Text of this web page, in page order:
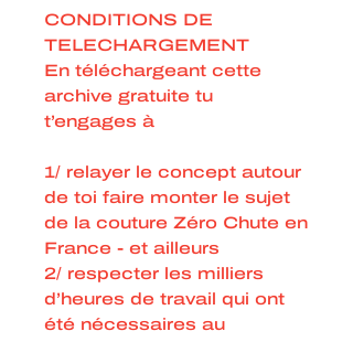
CONDITIONS DE
TELECHARGEMENT
En téléchargeant cette
archive gratuite tu
t’engages à
1/ relayer le concept autour
de toi faire monter le sujet
de la couture Zéro Chute en
France - et ailleurs
2/ respecter les milliers
d’heures de travail qui ont
été nécessaires au